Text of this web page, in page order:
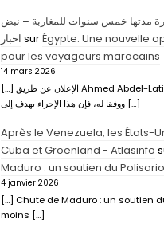
مدتها خمس سنوات للمغاربة – نبض
اخبار surÉgypte: Une nouvelle
pour les voyageurs marocains
14 mars 2026
[…] الإعلان عن طريق Ahmed Abdel-Latifسفير مصر بالرباط.
ووفقا له، فإن هذا الإجراء يهدف إلى […]
Après le Venezuela, les États-
Cuba et Groenland - Atlasinfo
Maduro : un soutien du
4 janvier 2026
[…] Chute de Maduro : un soutien
moins […]